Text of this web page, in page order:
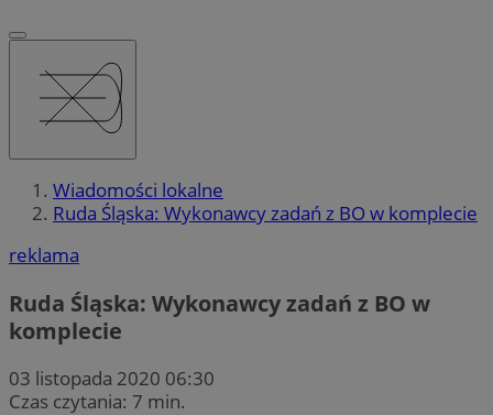
Wiadomości lokalne
Ruda Śląska: Wykonawcy zadań z BO w komplecie
reklama
Ruda Śląska: Wykonawcy zadań z BO w
komplecie
03 listopada 2020 06:30
Czas czytania: 7 min.